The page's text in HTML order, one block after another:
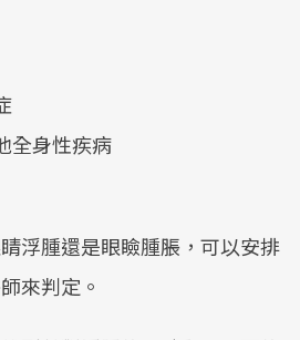
全身性疾病
浮腫還是眼瞼腫脹，可以安排
來判定。